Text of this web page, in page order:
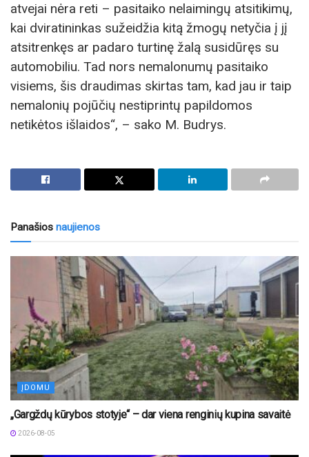
atvejai nėra reti – pasitaiko nelaimingų atsitikimų,
kai dviratininkas sužeidžia kitą žmogų netyčia į jį
atsitrenkęs ar padaro turtinę žalą susidūręs su
automobiliu. Tad nors nemalonumų pasitaiko
visiems, šis draudimas skirtas tam, kad jau ir taip
nemalonių pojūčių nestiprintų papildomos
netikėtos išlaidos“, – sako M. Budrys.
Panašios naujienos
ĮDOMU
„Gargždų kūrybos stotyje“ – dar viena renginių kupina savaitė
2026-08-05